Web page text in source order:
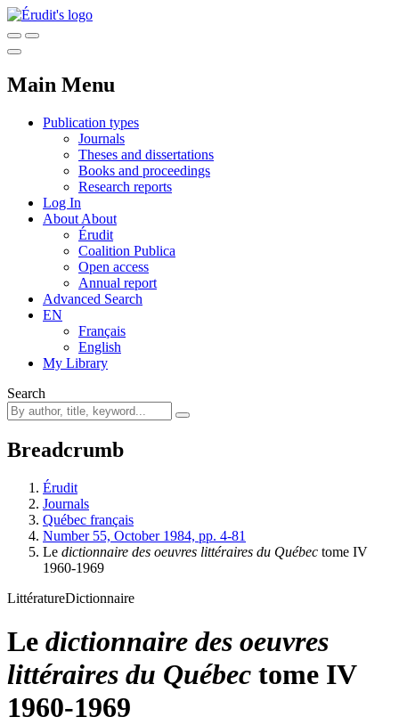
Main Menu
Publication types
Journals
Theses and dissertations
Books and proceedings
Research reports
Log In
About About
Érudit
Coalition Publica
Open access
Annual report
Advanced Search
EN
Français
English
My Library
Search
Breadcrumb
Érudit
Journals
Québec français
Number 55, October 1984, pp. 4-81
Le dictionnaire des oeuvres littéraires du Québec tome IV
1960-1969
LittératureDictionnaire
Le dictionnaire des oeuvres
littéraires du Québec tome IV
1960-1969